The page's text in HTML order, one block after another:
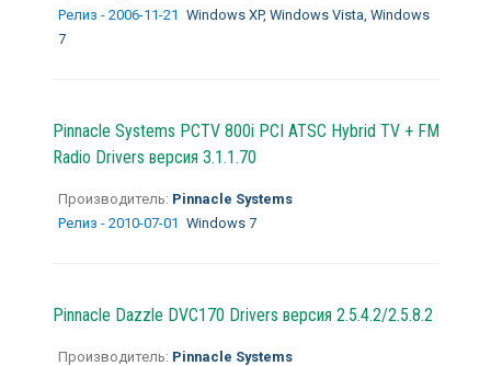
Релиз - 2006-11-21 Windows XP, Windows Vista, Windows
7
Pinnacle Systems PCTV 800i PCI ATSC Hybrid TV + FM
Radio Drivers версия 3.1.1.70
Производитель: Pinnacle Systems
Релиз - 2010-07-01 Windows 7
Pinnacle Dazzle DVC170 Drivers версия 2.5.4.2/2.5.8.2
Производитель: Pinnacle Systems